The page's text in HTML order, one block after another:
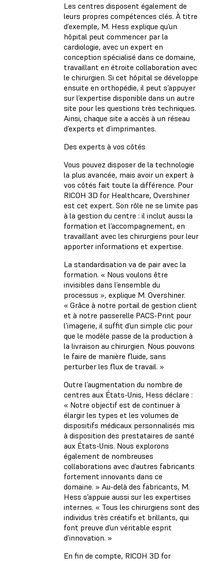
Les centres disposent également de
leurs propres compétences clés. À titre
d’exemple, M. Hess explique qu’un
hôpital peut commencer par la
cardiologie, avec un expert en
conception spécialisé dans ce domaine,
travaillant en étroite collaboration avec
le chirurgien. Si cet hôpital se développe
ensuite en orthopédie, il peut s’appuyer
sur l’expertise disponible dans un autre
site pour les questions très techniques.
Ainsi, chaque site a accès à un réseau
d’experts et d’imprimantes.
Des experts à vos côtés
Vous pouvez disposer de la technologie
la plus avancée, mais avoir un expert à
vos côtés fait toute la différence. Pour
RICOH 3D for Healthcare, Overshiner
est cet expert. Son rôle ne se limite pas
à la gestion du centre : il inclut aussi la
formation et l’accompagnement, en
travaillant avec les chirurgiens pour leur
apporter informations et expertise.
La standardisation va de pair avec la
formation. « Nous voulons être
invisibles dans l’ensemble du
processus », explique M. Overshiner.
« Grâce à notre portail de gestion client
et à notre passerelle PACS-Print pour
l’imagerie, il suffit d’un simple clic pour
que le modèle passe de la production à
la livraison au chirurgien. Nous pouvons
le faire de manière fluide, sans
perturber les flux de travail. »
Outre l’augmentation du nombre de
centres aux États-Unis, Hess déclare :
« Notre objectif est de continuer à
élargir les types et les volumes de
dispositifs médicaux personnalisés mis
à disposition des prestataires de santé
aux États-Unis. Nous explorons
également de nombreuses
collaborations avec d’autres fabricants
fortement innovants dans ce
domaine. » Au-delà des fabricants, M.
Hess s’appuie aussi sur les expertises
internes. « Tous les chirurgiens sont des
individus très créatifs et brillants, qui
font preuve d’un véritable esprit
d’innovation. »
En fin de compte, RICOH 3D for